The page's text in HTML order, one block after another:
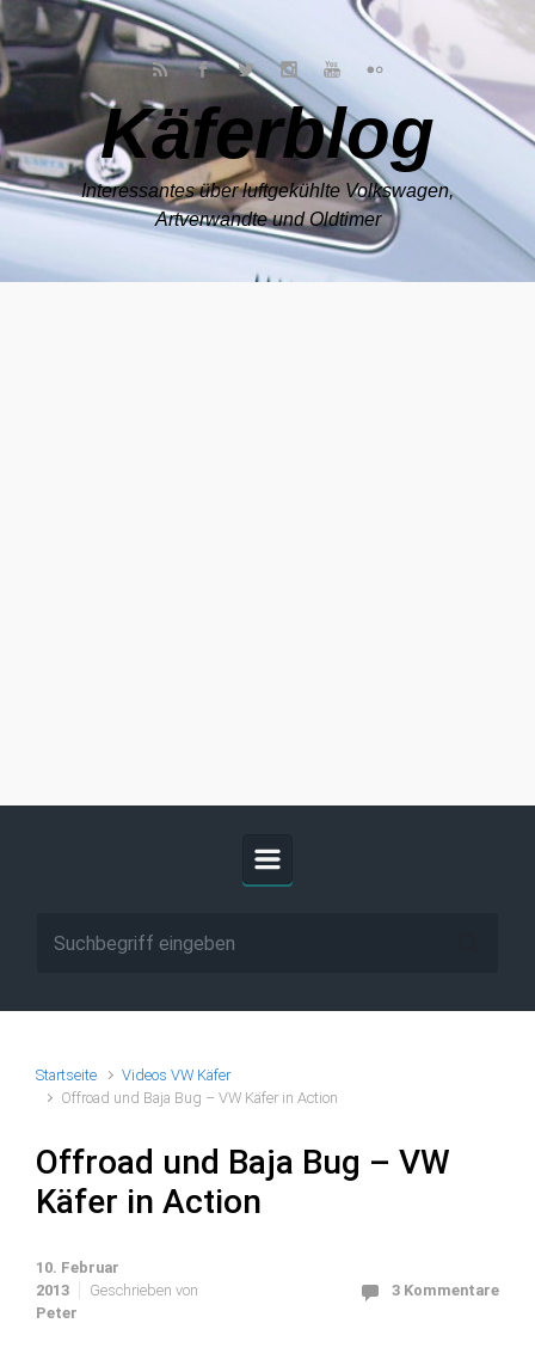
Zum Hauptinhalt springen
Käferblog
Interessantes über luftgekühlte Volkswagen,
Artverwandte und Oldtimer
Startseite
Videos VW Käfer
Offroad und Baja Bug – VW Käfer in Action
Offroad und Baja Bug – VW
Käfer in Action
10. Februar
2013
Geschrieben von
Peter
3 Kommentare